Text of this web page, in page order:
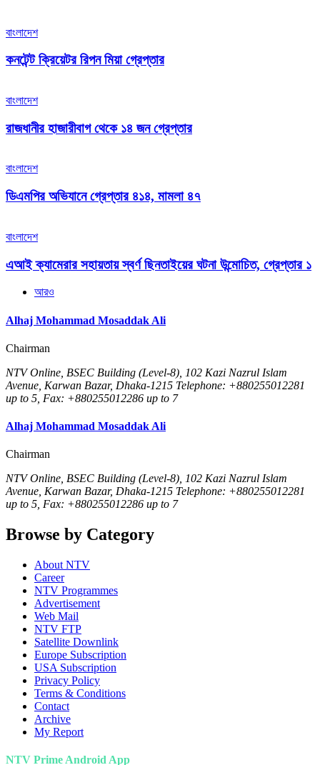
বাংলাদেশ
কনটেন্ট ক্রিয়েটর রিপন মিয়া গ্রেপ্তার
বাংলাদেশ
রাজধানীর হাজারীবাগ থেকে ১৪ জন গ্রেপ্তার
বাংলাদেশ
ডিএমপির অভিযানে গ্রেপ্তার ৪১৪, মামলা ৪৭
বাংলাদেশ
এআই ক্যামেরার সহায়তায় স্বর্ণ ছিনতাইয়ের ঘটনা উন্মোচিত, গ্রেপ্তার ১
আরও
Alhaj Mohammad Mosaddak Ali
Chairman
NTV Online, BSEC Building (Level-8), 102 Kazi Nazrul Islam
Avenue, Karwan Bazar, Dhaka-1215 Telephone: +880255012281
up to 5, Fax: +880255012286 up to 7
Alhaj Mohammad Mosaddak Ali
Chairman
NTV Online, BSEC Building (Level-8), 102 Kazi Nazrul Islam
Avenue, Karwan Bazar, Dhaka-1215 Telephone: +880255012281
up to 5, Fax: +880255012286 up to 7
Browse by Category
About NTV
Career
NTV Programmes
Advertisement
Web Mail
NTV FTP
Satellite Downlink
Europe Subscription
USA Subscription
Privacy Policy
Terms & Conditions
Contact
Archive
My Report
NTV Prime Android App